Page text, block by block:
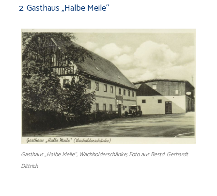
2. Gasthaus „Halbe Meile“
Gasthaus „Halbe Meile“, Wachholderschänke; Foto aus Bestd. Gerhardt
Dittrich